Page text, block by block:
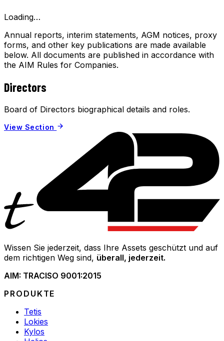
Loading…
Annual reports, interim statements, AGM notices, proxy
forms, and other key publications are made available
below. All documents are published in accordance with
the AIM Rules for Companies.
Directors
Board of Directors biographical details and roles.
View Section
Wissen Sie jederzeit, dass Ihre Assets geschützt und auf
dem richtigen Weg sind, überall, jederzeit.
AIM: TRACISO 9001:2015
PRODUKTE
Tetis
Lokies
Kylos